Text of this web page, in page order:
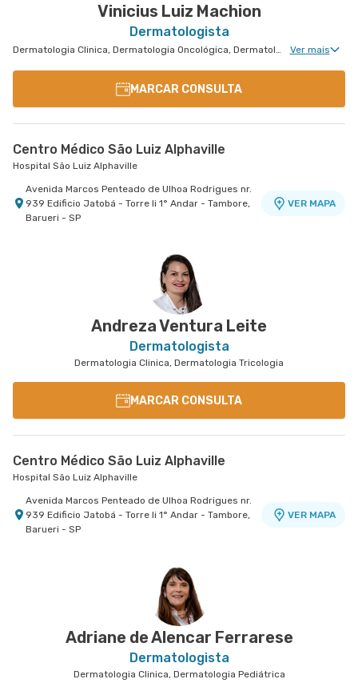
Vinicius Luiz Machion
Dermatologista
Dermatologia Clinica, Dermatologia Oncológica, Dermatologia Pediátrica, Dermatologia de Tratamento de Hidradenite, Dermatologiatratamento de Urticária Crônica, Dermatologia Tratamento de Dermatite Atópica, Dermatologia de Tratamento de Psoríase Ver mais
MARCAR CONSULTA
Centro Médico São Luiz Alphaville
Hospital São Luiz Alphaville
Avenida Marcos Penteado de Ulhoa Rodrigues nr.
939 Edificio Jatobá - Torre Ii 1° Andar - Tambore,
Barueri - SP
VER MAPA
Andreza Ventura Leite
Dermatologista
Dermatologia Clinica, Dermatologia Tricologia
MARCAR CONSULTA
Centro Médico São Luiz Alphaville
Hospital São Luiz Alphaville
Avenida Marcos Penteado de Ulhoa Rodrigues nr.
939 Edificio Jatobá - Torre Ii 1° Andar - Tambore,
Barueri - SP
VER MAPA
Adriane de Alencar Ferrarese
Dermatologista
Dermatologia Clinica, Dermatologia Pediátrica